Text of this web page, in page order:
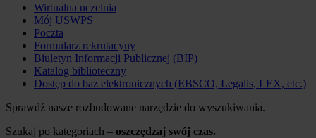
Wirtualna uczelnia
Mój USWPS
Poczta
Formularz rekrutacyny
Biuletyn Informacji Publicznej (BIP)
Katalog biblioteczny
Dostęp do baz elektronicznych (EBSCO, Legalis, LEX, etc.)
Sprawdź nasze rozbudowane narzędzie do wyszukiwania.
Szukaj po kategoriach – oszczędzaj swój czas.